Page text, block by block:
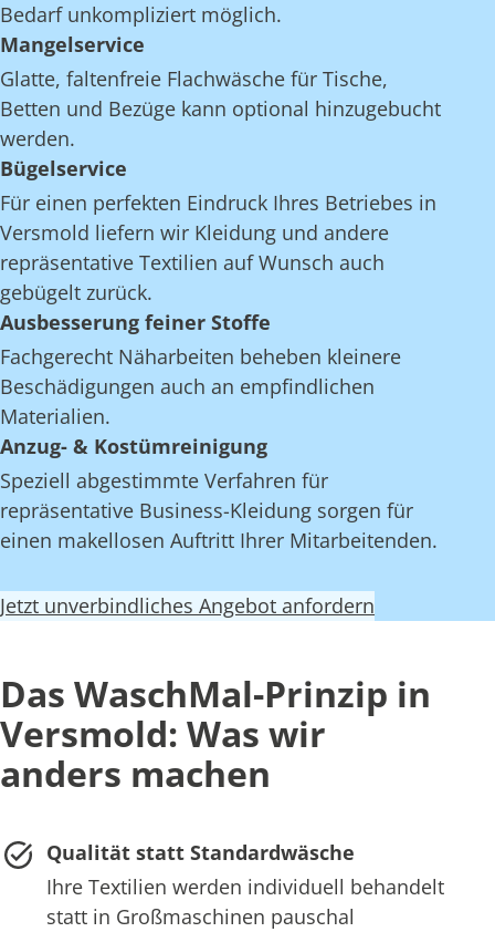
Bedarf unkompliziert möglich.
Mangelservice
Glatte, faltenfreie Flachwäsche für Tische,
Betten und Bezüge kann optional hinzugebucht
werden.
Bügelservice
Für einen perfekten Eindruck Ihres Betriebes in
Versmold liefern wir Kleidung und andere
repräsentative Textilien auf Wunsch auch
gebügelt zurück.
Ausbesserung feiner Stoffe
Fachgerecht Näharbeiten beheben kleinere
Beschädigungen auch an empfindlichen
Materialien.
Anzug- & Kostümreinigung
Speziell abgestimmte Verfahren für
repräsentative Business-Kleidung sorgen für
einen makellosen Auftritt Ihrer Mitarbeitenden.
Jetzt unverbindliches Angebot anfordern
Das WaschMal-Prinzip in
Versmold: Was wir
anders machen
Qualität statt Standardwäsche
Ihre Textilien werden individuell behandelt
statt in Großmaschinen pauschal